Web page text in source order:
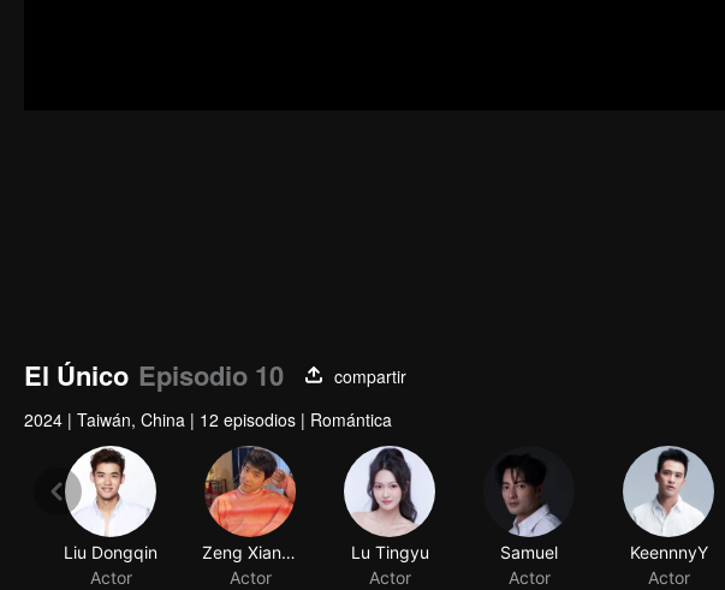
El Único Episodio 10
compartir
2024 | Taiwán, China | 12 episodios | Romántica
Liu Dongqin
Actor
Zeng Xiangzhen
Actor
Lu Tingyu
Actor
Samuel
Actor
KeennnyY
Actor